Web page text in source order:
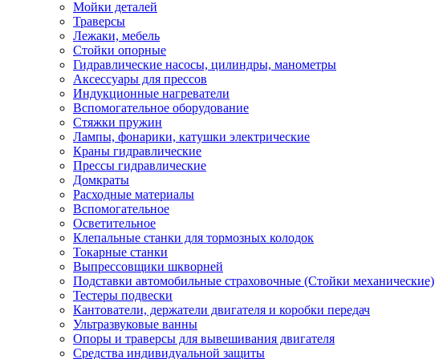
Мойки деталей
Траверсы
Лежаки, мебель
Стойки опорные
Гидравлические насосы, цилиндры, манометры
Аксессуары для прессов
Индукционные нагреватели
Вспомогательное оборудование
Стяжки пружин
Лампы, фонарики, катушки электрические
Краны гидравлические
Прессы гидравлические
Домкраты
Расходные материалы
Вспомогательное
Осветительное
Клепальные станки для тормозных колодок
Токарные станки
Выпрессовщики шкворней
Подставки автомобильные страховочные (Стойки механические)
Тестеры подвески
Кантователи, держатели двигателя и коробки передач
Ультразвуковые ванны
Опоры и траверсы для вывешивания двигателя
Средства индивидуальной защиты